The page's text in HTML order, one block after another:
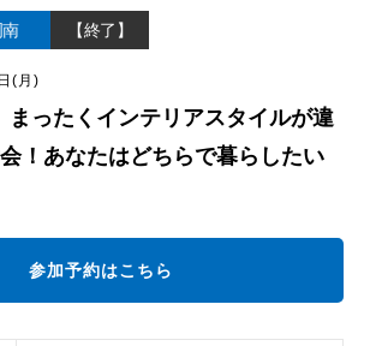
南 【終了】
(月)
まったくインテリアスタイルが違
！あなたはどちらで暮らしたい
参加予約はこちら